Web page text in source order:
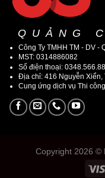
QUẢNG
Công Ty TMHH TM - DV -
MST: 0314886082
Số điện thoại:
Địa chỉ: 416 Nguyễn Xiển,
Cung ứng dịch vụ Thi
Copyright 2026 ©